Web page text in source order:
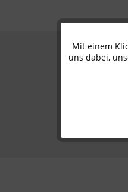
Funktionale
Mit einem
uns dabei,